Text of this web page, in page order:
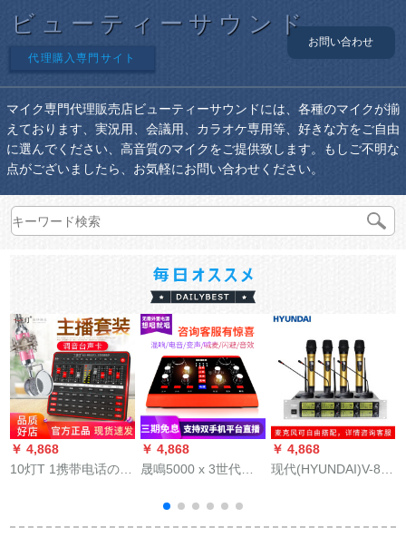
ビューティーサウンド
代理購入専門サイト
お問い合わせ
マイク専門代理販売店ビューティーサウンドには、各種のマイクが揃
えております、実況用、会議用、カラオケ専用等、好きな方をご自由
に選んでください、高音質のマイクをご提供致します。もしご不明な
点がございましたら、お気軽にお問い合わせください。
￥ 4,868
10灯T 1携带电话のマ
ービスPCの外付け设
￥ 4,868
晟鳴5000 x 3世代の
ウサを置いて生放送
した歌を歌ってハー
￥ 4,868
现代(HYUNDAI)V-8 U
ィッチ司会会议を行